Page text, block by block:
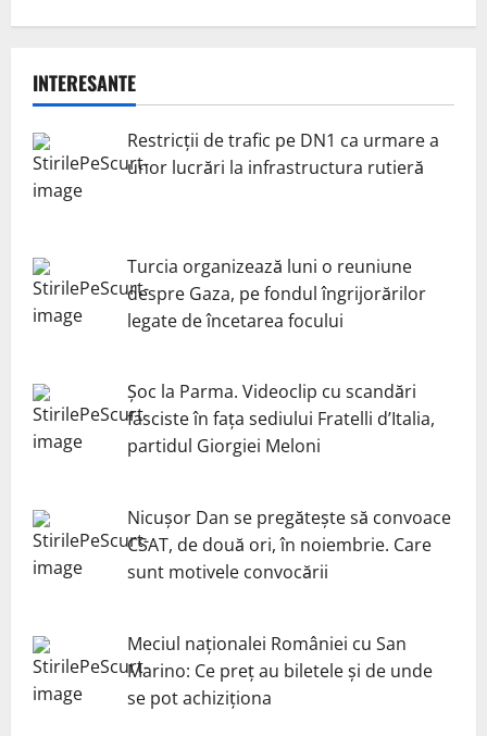
INTERESANTE
Restricții de trafic pe DN1 ca urmare a
unor lucrări la infrastructura rutieră
Turcia organizează luni o reuniune
despre Gaza, pe fondul îngrijorărilor
legate de încetarea focului
Șoc la Parma. Videoclip cu scandări
fasciste în fața sediului Fratelli d’Italia,
partidul Giorgiei Meloni
Nicuşor Dan se pregăteşte să convoace
CSAT, de două ori, în noiembrie. Care
sunt motivele convocării
Meciul naționalei României cu San
Marino: Ce preț au biletele și de unde
se pot achiziționa